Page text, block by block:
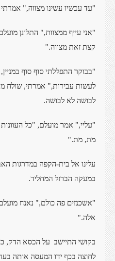
"עד עכשיו עשינו מצווה,"
"אני עייף ממצוות," התלונן
קצת זאת מצווה."
"בבוקר התפללתי סוף סוף
לעשות עבירות," אמרתי, שולח
לבושה לא לבושה.
"עליי," אמר מועלם, "כל
מת, מת."
עלינו אל בית-הקפה במדרגות
במעקה הברזל המחליד.
"אשכנזים פה כולם," נאנח
אלה."
בקושי התיישב על הכסא הדק,
לחוצה בכף ידו המעסה אותה